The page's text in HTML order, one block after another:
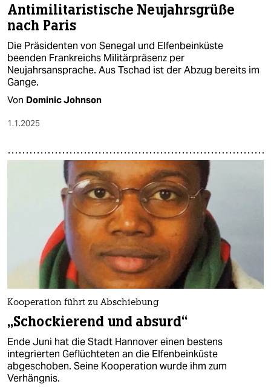
Antimilitaristische Neujahrsgrüße
nach Paris
Die Präsidenten von Senegal und Elfenbeinküste
beenden Frankreichs Militärpräsenz per
Neujahrsansprache. Aus Tschad ist der Abzug bereits im
Gange.
Von Dominic Johnson
1.1.2025
Kooperation führt zu Abschiebung
„Schockierend und absurd“
Ende Juni hat die Stadt Hannover einen bestens
integrierten Geflüchteten an die Elfenbeinküste
abgeschoben. Seine Kooperation wurde ihm zum
Verhängnis.